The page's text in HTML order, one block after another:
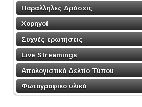
Παράλληλες Δράσεις
Χορηγοί
Συχνές ερωτήσεις
Live Streamings
Απολογιστικό Δελτίο Τύπου
Φωτογραφικό υλικό